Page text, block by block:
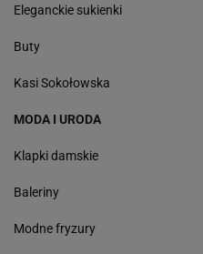
Eleganckie sukienki
Buty
Kasi Sokołowska
MODA I URODA
Klapki damskie
Baleriny
Modne fryzury